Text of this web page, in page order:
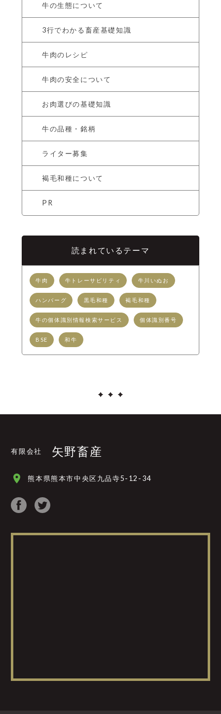
牛の生態について
3行でわかる畜産基礎知識
牛肉のレシピ
牛肉の安全について
お肉選びの基礎知識
牛の品種・銘柄
ライター募集
褐毛和種について
PR
読まれているテーマ
牛肉 牛トレーサビリティ 牛川いぬお
ハンバーグ 黒毛和種 褐毛和種
牛の個体識別情報検索サービス 個体識別番号
BSE 和牛
有限会社 矢野畜産
place 熊本県熊本市中央区九品寺5-12-34